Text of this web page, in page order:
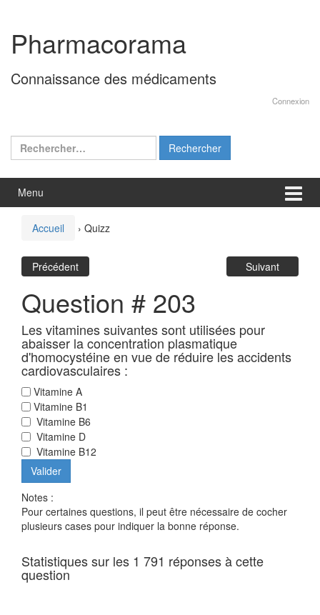
contenu
menu
principal
Pharmacorama
Connaissance des médicaments
Connexion
Rechercher :
Menu
Accueil › Quizz
Précédent Suivant
Question # 203
Les vitamines suivantes sont utilisées pour
abaisser la concentration plasmatique
d'homocystéine en vue de réduire les accidents
cardiovasculaires :
Vitamine A
Vitamine B1
Vitamine B6
Vitamine D
Vitamine B12
Notes :
Pour certaines questions, il peut être nécessaire de cocher
plusieurs cases pour indiquer la bonne réponse.
Statistiques sur les 1 791 réponses à cette
question